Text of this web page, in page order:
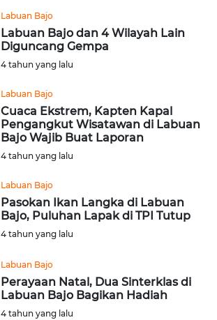
Labuan Bajo
Labuan Bajo dan 4 Wilayah Lain
Diguncang Gempa
4 tahun yang lalu
Labuan Bajo
Cuaca Ekstrem, Kapten Kapal
Pengangkut Wisatawan di Labuan
Bajo Wajib Buat Laporan
4 tahun yang lalu
Labuan Bajo
Pasokan Ikan Langka di Labuan
Bajo, Puluhan Lapak di TPI Tutup
4 tahun yang lalu
Labuan Bajo
Perayaan Natal, Dua Sinterklas di
Labuan Bajo Bagikan Hadiah
4 tahun yang lalu